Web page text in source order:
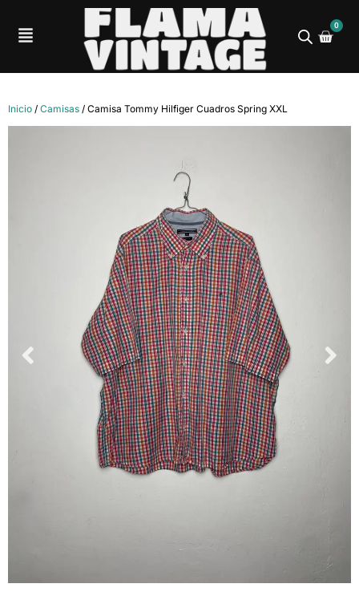
0
Inicio / Camisas / Camisa Tommy Hilfiger Cuadros Spring XXL